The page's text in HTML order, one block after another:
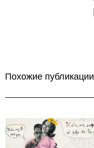
Похожие публикации